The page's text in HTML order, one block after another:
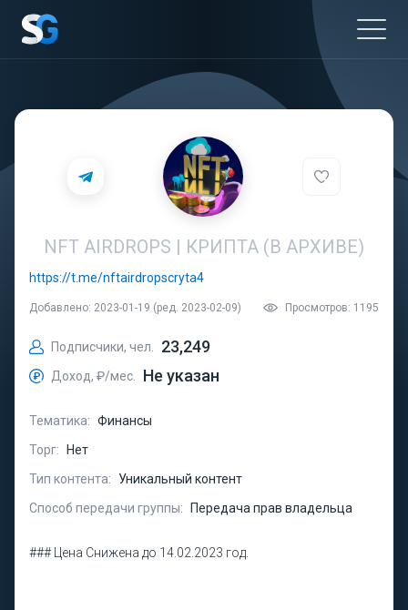
NFT AIRDROPS | КРИПТА (В АРХИВЕ)
https://t.me/nftairdropscryta4
Добавлено: 2023-01-19 (ред. 2023-02-09) Просмотров: 1195
Подписчики, чел. 23,249
Доход, ₽/мес. Не указан
Тематика: Финансы
Торг:
Нет
Тип контента:
Уникальный контент
Способ передачи группы:
Передача прав владельца
### Цена Снижена до 14.02.2023 год.